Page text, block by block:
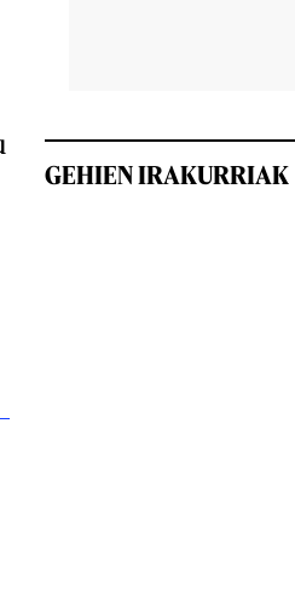
GEHIEN IRAKURRIAK